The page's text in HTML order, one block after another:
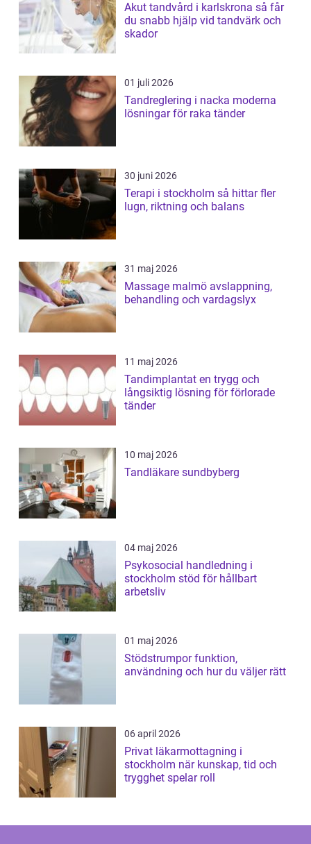
Akut tandvård i karlskrona så får
du snabb hjälp vid tandvärk och
skador
01 juli 2026
Tandreglering i nacka moderna
lösningar för raka tänder
30 juni 2026
Terapi i stockholm så hittar fler
lugn, riktning och balans
31 maj 2026
Massage malmö avslappning,
behandling och vardagslyx
11 maj 2026
Tandimplantat en trygg och
långsiktig lösning för förlorade
tänder
10 maj 2026
Tandläkare sundbyberg
04 maj 2026
Psykosocial handledning i
stockholm stöd för hållbart
arbetsliv
01 maj 2026
Stödstrumpor funktion,
användning och hur du väljer rätt
06 april 2026
Privat läkarmottagning i
stockholm när kunskap, tid och
trygghet spelar roll